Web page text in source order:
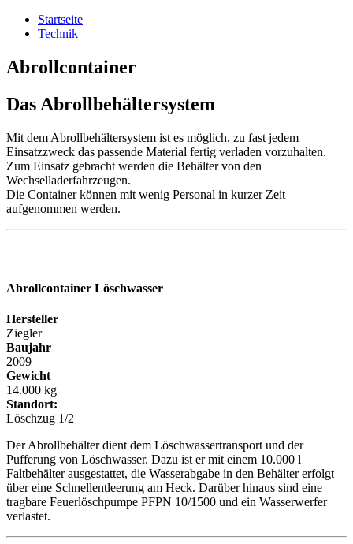
Startseite
Technik
Abrollcontainer
Das Abrollbehältersystem
Mit dem Abrollbehältersystem ist es möglich, zu fast jedem
Einsatzzweck das passende Material fertig verladen vorzuhalten.
Zum Einsatz gebracht werden die Behälter von den
Wechselladerfahrzeugen.
Die Container können mit wenig Personal in kurzer Zeit
aufgenommen werden.
Abrollcontainer Löschwasser
Hersteller
Ziegler
Baujahr
2009
Gewicht
14.000 kg
Standort:
Löschzug 1/2
Der Abrollbehälter dient dem Löschwassertransport und der
Pufferung von Löschwasser. Dazu ist er mit einem 10.000 l
Faltbehälter ausgestattet, die Wasserabgabe in den Behälter erfolgt
über eine Schnellentleerung am Heck. Darüber hinaus sind eine
tragbare Feuerlöschpumpe PFPN 10/1500 und ein Wasserwerfer
verlastet.